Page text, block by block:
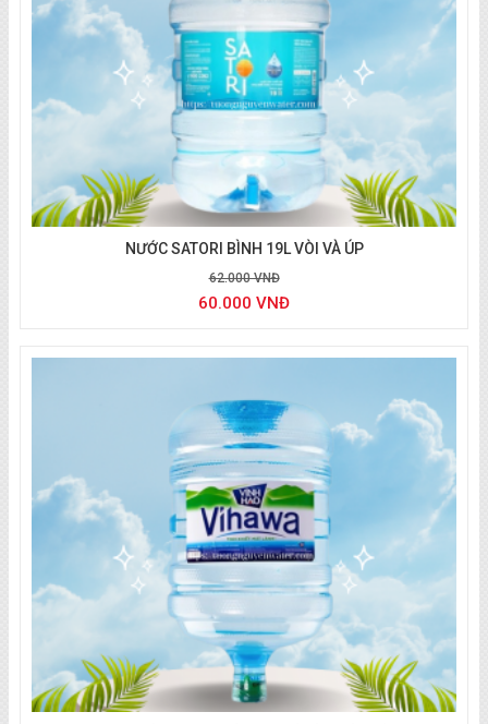
Giao Nước uống Bidrico
Giao nước Satori
NƯỚC SATORI BÌNH 19L VÒI VÀ ÚP
62.000 VNĐ
60.000 VNĐ